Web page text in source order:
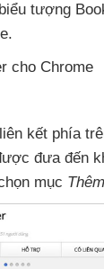
tượng
cho Chrome
kết phía
đưa đến
mục